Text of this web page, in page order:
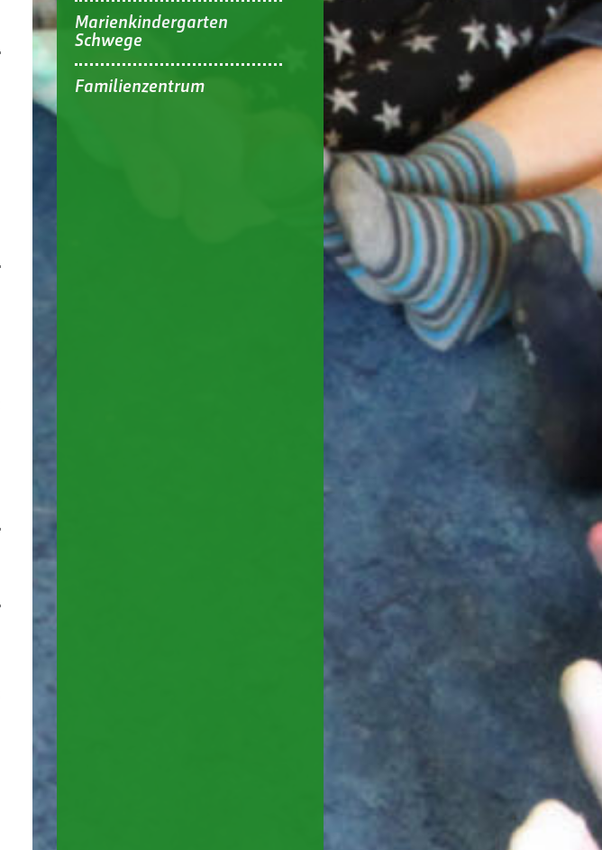
Marienkindergarten
Schwege
Familienzentrum